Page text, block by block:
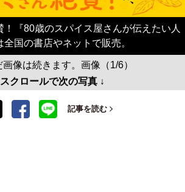
『80歳のスパイス屋さんが伝えたい人
国の書店やネットで販売。
画像は続きます。画像（1/6）
スクロールで次の写真 ↓
記事を読む